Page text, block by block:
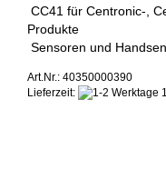
CC41 für Centronic-,
Produkte
Sensoren und
Art.Nr.: 40350000390
Lieferzeit: